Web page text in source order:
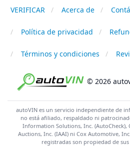
VERIFICAR Acerca de
Política de privacidad
Términos y condiciones
© 2026
autoVIN es un servicio independiente de
no está afiliado, respaldado ni
Information Solutions, Inc. (AutoCheck),
Auctions, Inc. (IAAI) ni Cox Automotive,
registradas son propiedad de